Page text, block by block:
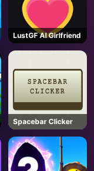
LustGF AI Girlfriend
Spacebar Clicker